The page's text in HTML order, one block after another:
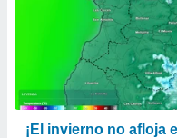
¡El invierno no afloja